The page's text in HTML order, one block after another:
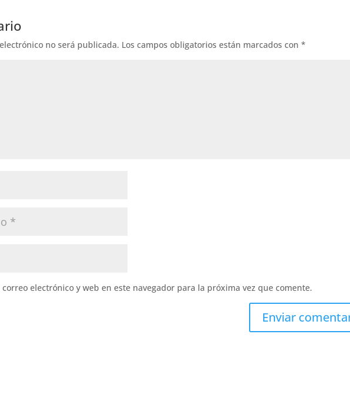
no será publicada. Los campos obligatorios están marcados con*
electrónico y web en este navegador para la próxima vez que comente.